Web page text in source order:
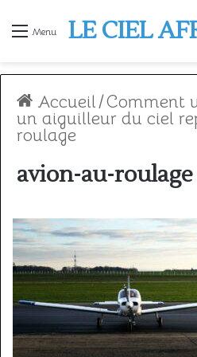
Menu LE CIEL
Accueil/Comment
un aiguilleur du ciel
roulage
avion-au-roulage